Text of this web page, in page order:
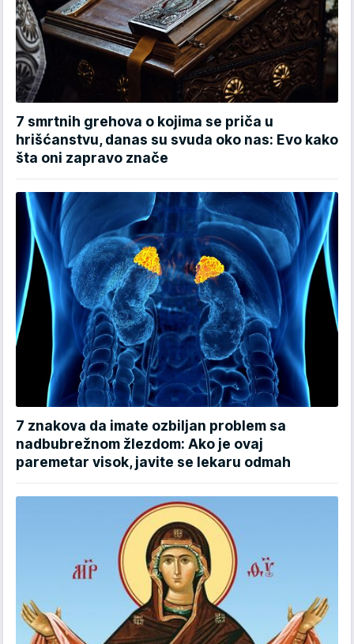
7 smrtnih grehova o kojima se priča u
hrišćanstvu, danas su svuda oko nas: Evo kako
šta oni zapravo znače
7 znakova da imate ozbiljan problem sa
nadbubrežnom žlezdom: Ako je ovaj
paremetar visok, javite se lekaru odmah